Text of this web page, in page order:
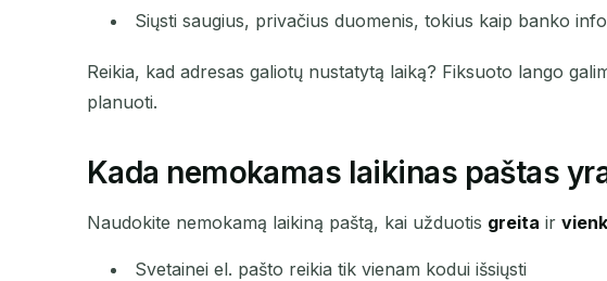
Siųsti saugius, privačius duomenis, tokius kaip banko
Reikia, kad adresas galiotų nustatytą laiką? Fiksuoto lango
planuoti.
Kada nemokamas laikinas paštas
Naudokite nemokamą laikiną paštą, kai užduotis greita ir
Svetainei el. pašto reikia tik vienam kodui išsiųsti